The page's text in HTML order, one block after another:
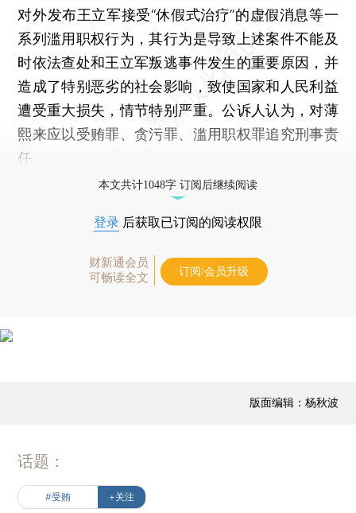
对外发布王立军接受“休假式治疗”的虚假消息等一
系列滥用职权行为，其行为是导致上述案件不能及
时依法查处和王立军叛逃事件发生的重要原因，并
造成了特别恶劣的社会影响，致使国家和人民利益
遭受重大损失，情节特别严重。公诉人认为，对薄
熙来应以受贿罪、贪污罪、滥用职权罪追究刑事责
任。
本文共计1048字 订阅后继续阅读
登录 后获取已订阅的阅读权限
财新通会员
可畅读全文
订阅/会员升级
版面编辑：杨秋波
话题：
#受贿 +关注